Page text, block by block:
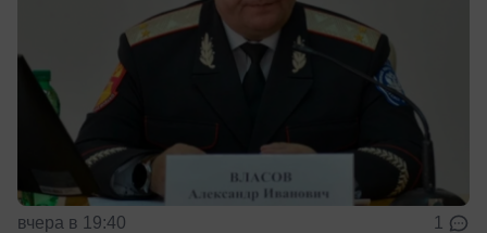
вчера в 19:40 1